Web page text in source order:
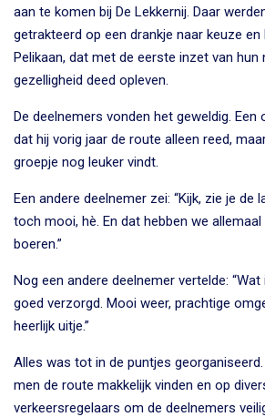
aan te komen bij De Lekkernij. Daar
getrakteerd op een drankje naar keuze
Pelikaan, dat met de eerste inzet van hun
gezelligheid deed opleven.
De deelnemers vonden het geweldig. Een
dat hij vorig jaar de route alleen reed,
groepje nog leuker vindt.
Een andere deelnemer zei: “Kijk, zie je de
toch mooi, hè. En dat hebben we
boeren.”
Nog een andere deelnemer vertelde:
goed verzorgd. Mooi weer, prachtige
heerlijk uitje.”
Alles was tot in de puntjes
men de route makkelijk vinden en op
verkeersregelaars om de deelnemers